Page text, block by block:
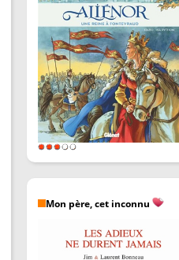
Mon père, cet inconnu